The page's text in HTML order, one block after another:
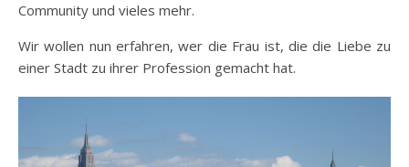
Community und vieles mehr.
Wir wollen nun erfahren, wer die Frau ist, die die Liebe zu
einer Stadt zu ihrer Profession gemacht hat.